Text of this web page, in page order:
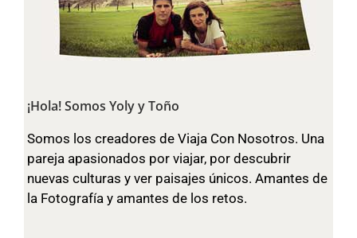
¡Hola! Somos Yoly y Toño
Somos los creadores de Viaja Con Nosotros. Una
pareja apasionados por viajar, por descubrir
nuevas culturas y ver paisajes únicos. Amantes de
la Fotografía y amantes de los retos.